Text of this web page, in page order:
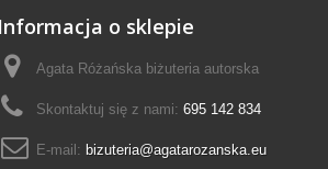
Informacja o sklepie
Agata Różańska biżuteria autorska
Skontaktuj się z nami: 695 142 834
E-mail: bizuteria@agatarozanska.eu